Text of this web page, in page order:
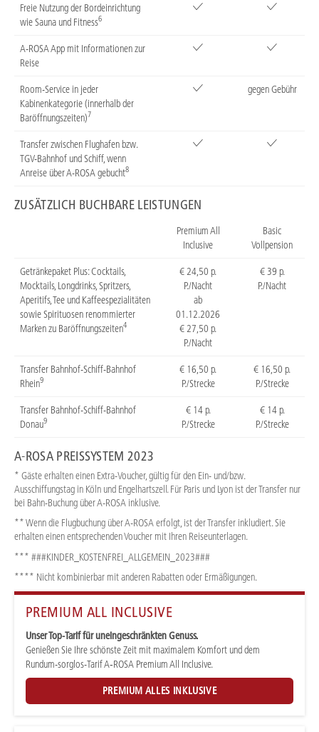
Freie Nutzung der Bordeinrichtung
wie Sauna und Fitness6
A-ROSA App mit Informationen zur
Reise
Room-Service in jeder
Kabinenkategorie (innerhalb der
Baröffnungszeiten)7
gegen Gebühr
Transfer zwischen Flughafen bzw.
TGV-Bahnhof und Schiff, wenn
Anreise über A-ROSA gebucht8
ZUSÄTZLICH BUCHBARE LEISTUNGEN
Premium All
Inclusive
Basic
Vollpension
Getränkepaket Plus: Cocktails,
Mocktails, Longdrinks, Spritzers,
Aperitifs, Tee und Kaffeespezialitäten
sowie Spirituosen renommierter
Marken zu Baröffnungszeiten4
€ 24,50 p.
P./Nacht
ab
01.12.2026
€ 27,50 p.
P./Nacht
€ 39 p.
P./Nacht
Transfer Bahnhof-Schiff-Bahnhof
Rhein9
€ 16,50 p.
P./Strecke
€ 16,50 p.
P./Strecke
Transfer Bahnhof-Schiff-Bahnhof
Donau9
€ 14 p.
P./Strecke
€ 14 p.
P./Strecke
A-ROSA PREISSYSTEM 2023
* Gäste erhalten einen Extra-Voucher, gültig für den Ein- und/bzw.
Ausschiffungstag in Köln und Engelhartszell. Für Paris und Lyon ist der Transfer nur
bei Bahn-Buchung über A-ROSA inklusive.
** Wenn die Flugbuchung über A-ROSA erfolgt, ist der Transfer inkludiert. Sie
erhalten einen entsprechenden Voucher mit Ihren Reiseunterlagen.
*** ###KINDER_KOSTENFREI_ALLGEMEIN_2023###
**** Nicht kombinierbar mit anderen Rabatten oder Ermäßigungen.
PREMIUM ALL INCLUSIVE
Unser Top-Tarif für uneingeschränkten Genuss.
Genießen Sie Ihre schönste Zeit mit maximalem Komfort und dem
Rundum-sorglos-Tarif A‑ROSA Premium All Inclusive.
PREMIUM ALLES INKLUSIVE